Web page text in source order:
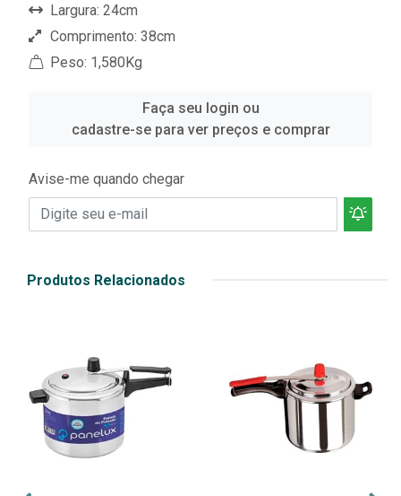
Largura: 24cm
Comprimento: 38cm
Peso: 1,580Kg
Faça seu login ou
cadastre-se para ver preços e comprar
Avise-me quando chegar
Produtos Relacionados